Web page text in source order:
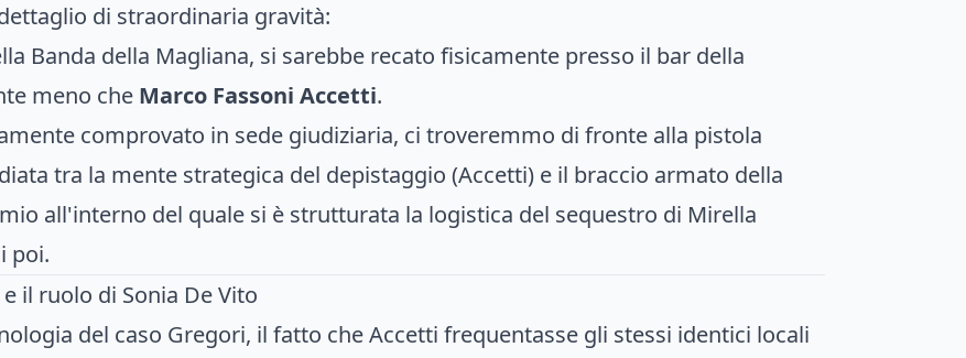
di straordinaria gravità:
Banda della Magliana, si sarebbe recato fisicamente presso il bar della
meno che Marco Fassoni Accetti.
comprovato in sede giudiziaria, ci troveremmo di fronte alla pistola
tra la mente strategica del depistaggio (Accetti) e il braccio armato della
all'interno del quale si è strutturata la logistica del sequestro di Mirella
poi.
il ruolo di Sonia De Vito
del caso Gregori, il fatto che Accetti frequentasse gli stessi identici locali